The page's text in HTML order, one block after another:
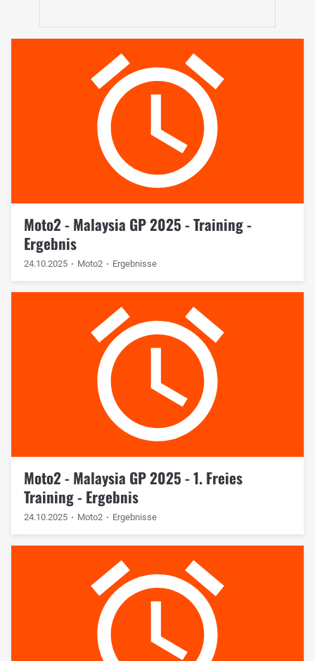
Moto2 - Malaysia GP 2025 - Training -
Ergebnis
24.10.2025 Moto2 Ergebnisse
Moto2 - Malaysia GP 2025 - 1. Freies
Training - Ergebnis
24.10.2025 Moto2 Ergebnisse